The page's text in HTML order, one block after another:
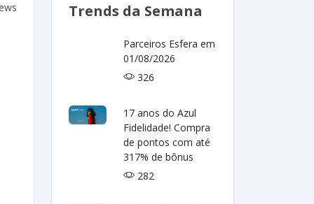
Trends da Semana
Parceiros Esfera em
01/08/2026
326
17 anos do Azul
Fidelidade! Compra
de pontos com até
317% de bônus
282